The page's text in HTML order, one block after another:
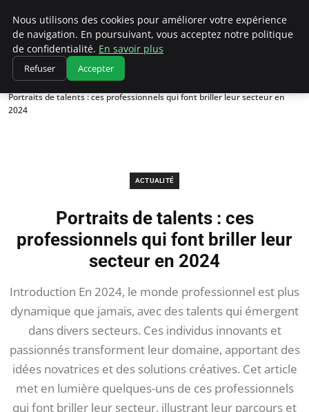
Chasseur De Tête
Accueil
Actualité
Portraits de talents : ces professionnels qui font briller leur secteur en
2024
ACTUALITÉ
Portraits de talents : ces
professionnels qui font briller leur
secteur en 2024
Introduction En 2024, le monde professionnel est plus
dynamique que jamais, avec des talents qui émergent
dans divers secteurs. Ces individus innovants et
passionnés transforment leur domaine, apportant des
idées novatrices et des solutions créatives. Cet article
met en lumière quelques-uns de ces professionnels
qui font briller leur secteur, illustrant leur parcours et
Nous utilisons des cookies pour améliorer votre expérience
de navigation. En poursuivant, vous acceptez notre politique
de confidentialité. En savoir plus
Refuser Accepter